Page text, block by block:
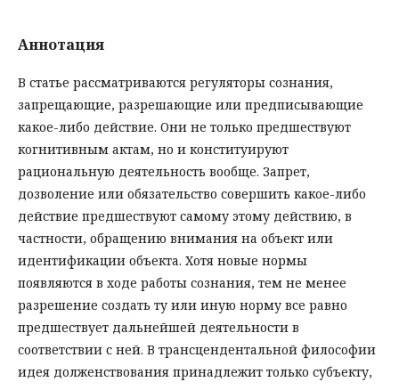
Аннотация
В статье рассматриваются регуляторы сознания,
запрещающие, разрешающие или предписывающие
какое-либо действие. Они не только предшествуют
когнитивным актам, но и конституируют
рациональную деятельность вообще. Запрет,
дозволение или обязательство совершить какое-либо
действие предшествуют самому этому действию, в
частности, обращению внимания на объект или
идентификации объекта. Хотя новые нормы
появляются в ходе работы сознания, тем не менее
разрешение создать ту или иную норму все равно
предшествует дальнейшей деятельности в
соответствии с ней. В трансцендентальной философии
идея долженствования принадлежит только субъекту,